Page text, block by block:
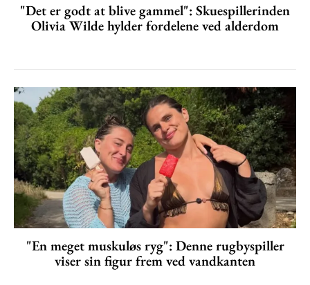
"Det er godt at blive gammel": Skuespillerinden
Olivia Wilde hylder fordelene ved alderdom
"En meget muskuløs ryg": Denne rugbyspiller
viser sin figur frem ved vandkanten